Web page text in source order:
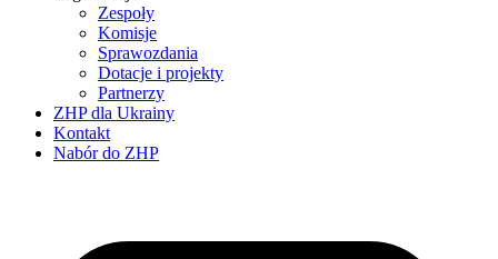
Zespoły
Komisje
Sprawozdania
Dotacje i projekty
Partnerzy
ZHP dla Ukrainy
Kontakt
Nabór do ZHP